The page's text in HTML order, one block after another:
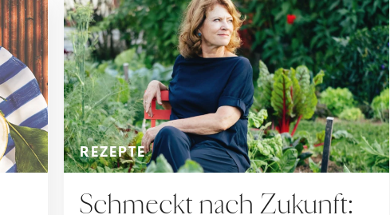
REZEPTE
Schmeckt nach Zukunft: